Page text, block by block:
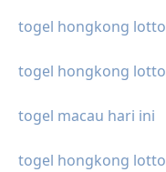
togel hongkong lotto
togel hongkong lotto
togel macau hari ini
togel hongkong lotto